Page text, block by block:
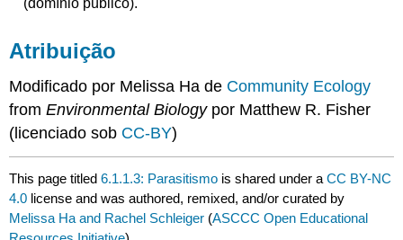
Atribuição
Modificado por Melissa Ha de Community Ecology
fromEnvironmental Biologypor Matthew R. Fisher
(licenciado sob CC-BY)
This page titled6.1.1.3: Parasitismo is shared under aCC BY-NC
4.0 license and was authored, remixed, and/or curated by
Melissa Ha and Rachel Schleiger (ASCCC Open Educational